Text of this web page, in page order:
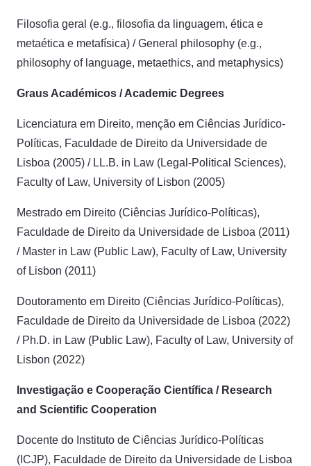
Filosofia geral (e.g., filosofia da linguagem, ética e
metaética e metafísica) / General philosophy (e.g.,
philosophy of language, metaethics, and metaphysics)
Graus Académicos / Academic Degrees
Licenciatura em Direito, menção em Ciências Jurídico-
Políticas, Faculdade de Direito da Universidade de
Lisboa (2005) / LL.B. in Law (Legal-Political Sciences),
Faculty of Law, University of Lisbon (2005)
Mestrado em Direito (Ciências Jurídico-Políticas),
Faculdade de Direito da Universidade de Lisboa (2011)
/ Master in Law (Public Law), Faculty of Law, University
of Lisbon (2011)
Doutoramento em Direito (Ciências Jurídico-Políticas),
Faculdade de Direito da Universidade de Lisboa (2022)
/ Ph.D. in Law (Public Law), Faculty of Law, University of
Lisbon (2022)
Investigação e Cooperação Científica / Research
and Scientific Cooperation
Docente do Instituto de Ciências Jurídico-Políticas
(ICJP), Faculdade de Direito da Universidade de Lisboa